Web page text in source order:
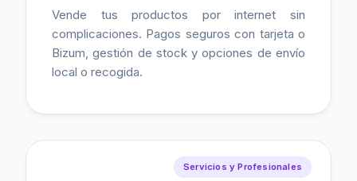
Vende tus productos por internet sin
complicaciones. Pagos seguros con tarjeta o
Bizum, gestión de stock y opciones de envío
local o recogida.
Servicios y Profesionales